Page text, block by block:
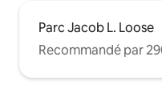
Parc Jacob L. Loose
Recommandé par